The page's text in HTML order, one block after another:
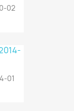
02
01